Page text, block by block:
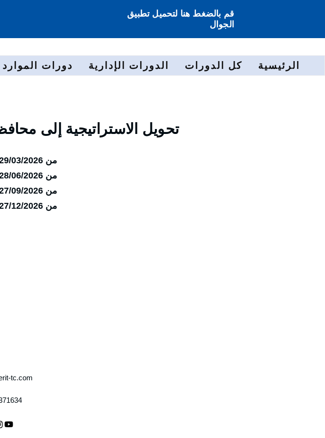
قم بالضغط هنا لتحميل تطبيق
الجوال
الرئيسية كل الدورات الدورات الإدارية دورات الموارد
تحويل الاستراتيجية إلى
من 29/03/2026 إلى 02/04/2026
من 28/06/2026 إلى 02/07/2026
من 27/09/2026 إلى 01/10/2026
من 27/12/2026 إلى 31/12/2026
tc.com